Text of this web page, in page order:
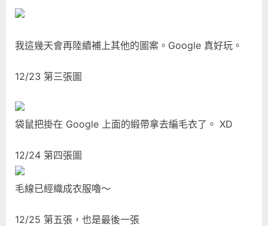
我這幾天會再陸續補上其他的圖案。Google 真好玩。
12/23 第三張圖
袋鼠把掛在 Google 上面的緞帶拿去編毛衣了。 XD
12/24 第四張圖
毛線已經織成衣服嚕～
12/25 第五張，也是最後一張